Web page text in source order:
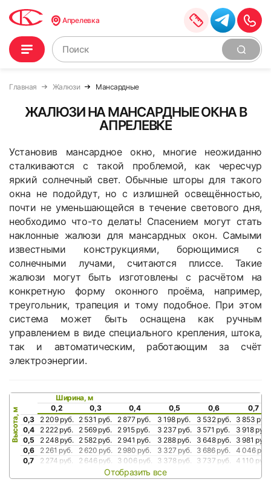
Апрелевка
Главная Жалюзи Мансардные
ЖАЛЮЗИ НА МАНСАРДНЫЕ ОКНА В
АПРЕЛЕВКЕ
Установив мансардное окно, многие неожиданно
сталкиваются с такой проблемой, как чересчур
яркий солнечный свет. Обычные шторы для такого
окна не подойдут, но с излишней освещённостью,
почти не уменьшающейся в течение светового дня,
необходимо что-то делать! Спасением могут стать
наклонные жалюзи для мансардных окон. Самыми
известными конструкциями, борющимися с
солнечными лучами, считаются плиссе. Такие
жалюзи могут быть изготовлены с расчётом на
конкретную форму оконного проёма, например,
треугольник, трапеция и тому подобное. При этом
система может быть оснащена как ручным
управлением в виде специального крепления, штока,
так и автоматическим, работающим за счёт
электроэнергии.
Ширина, м
0,2
0,3 0,4 0,5 0,6 0,7
Высота, м 0,3 2 209 руб. 2 531 руб. 2 877 руб. 3 198 руб. 3 532 руб.
3 853 руб.
0,4
2 222 руб. 2 569 руб. 2 915 руб. 3 237 руб. 3 571 руб.
3 918 руб.
0,5
2 248 руб. 2 582 руб. 2 941 руб. 3 288 руб. 3 648 руб.
3 981 руб.
0,6
2 261 руб. 2 620 руб. 2 980 руб. 3 327 руб. 3 686 руб.
4 046 руб.
0,7
2 274 руб. 2 646 руб. 3 006 руб. 3 378 руб. 3 737 руб. 4 110 руб.
Отобразить все